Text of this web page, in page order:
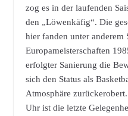
zog es in der laufenden
den „Löwenkäfig“. Die
hier fanden unter anderem
Europameisterschaften
erfolgter Sanierung die
sich den Status als
Atmosphäre
Uhr ist die letzte